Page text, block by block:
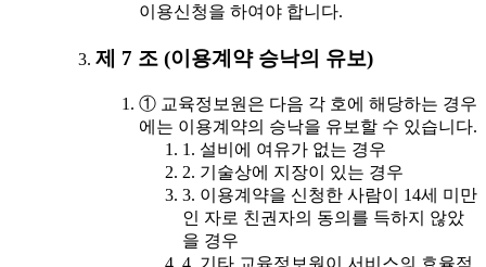
이용신청을 하여야 합니다.
제 7 조 (이용계약 승낙의 유보)
① 교육정보원은 다음 각 호에 해당하는 경우
에는 이용계약의 승낙을 유보할 수 있습니다.
1. 설비에 여유가 없는 경우
2. 기술상에 지장이 있는 경우
3. 이용계약을 신청한 사람이 14세 미만
인 자로 친권자의 동의를 득하지 않았
을 경우
4. 기타 교육정보원이 서비스의 효율적